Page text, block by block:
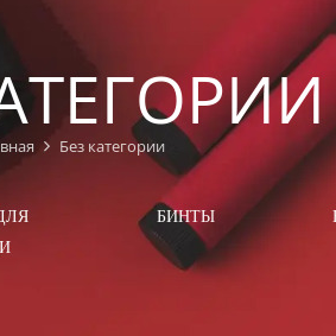
Без категории
БИНТЫ